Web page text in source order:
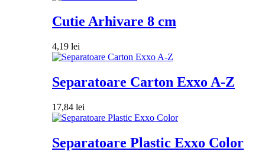
Cutie Arhivare 8 cm
4,19 lei
Separatoare Carton Exxo A-Z
17,84 lei
Separatoare Plastic Exxo Color